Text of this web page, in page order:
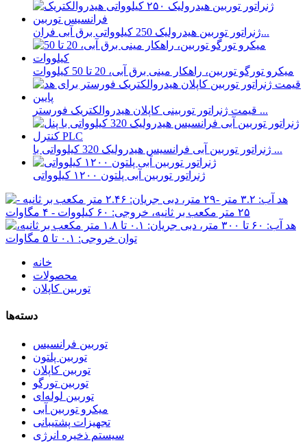
ژنراتور توربین هیدرولیک 250 کیلوواتی برق آبی فران...
میکرو تورگو توربین، راهکار مینی برق آبی، 20 تا 50 کیلووات
قیمت ژنراتور توربینی کاپلان هیدروالکتریک فورستر ...
ژنراتور توربین آبی فرانسیس هیدرولیک 320 کیلوواتی با ...
ژنراتور توربین آبی پلتون ۱۲۰۰ کیلوواتی
خانه
محصولات
توربین کاپلان
دسته‌ها
توربین فرانسیس
توربین پلتون
توربین کاپلان
توربین تورگو
توربین لوله‌ای
میکرو توربین آبی
تجهیزات پشتیبانی
سیستم ذخیره انرژی